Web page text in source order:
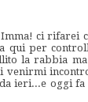
ci rifarei
qui per
la rabbia
venirmi
ieri...e oggi